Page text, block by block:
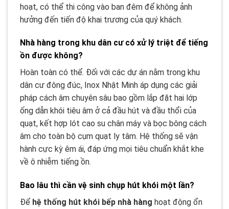
hoạt, có thể thi công vào ban đêm để không ảnh
hưởng đến tiến độ khai trương của quý khách.
Nhà hàng trong khu dân cư có xử lý triệt để tiếng
ồn được không?
Hoàn toàn có thể. Đối với các dự án nằm trong khu
dân cư đông đúc, Inox Nhật Minh áp dụng các giải
pháp cách âm chuyên sâu bao gồm lắp đặt hai lớp
ống dẫn khói tiêu âm ở cả đầu hút và đầu thổi của
quạt, kết hợp lót cao su chân máy và bọc bông cách
âm cho toàn bộ cụm quạt ly tâm. Hệ thống sẽ vận
hành cực kỳ êm ái, đáp ứng mọi tiêu chuẩn khắt khe
về ô nhiễm tiếng ồn.
Bao lâu thì cần vệ sinh chụp hút khói một lần?
Để hệ thống hút khói bếp nhà hàng hoạt động ổn